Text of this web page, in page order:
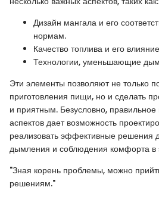
Дизайн мангала и его
нормам.
Качество топлива и его
Технологии, уменьшающие
Эти элементы позволяют не только
приготовления пищи, но и сделать
и приятным. Безусловно,
аспектов дает возможность
реализовать эффективные решения
дымления и соблюдения комфорта в
"Зная корень проблемы, можно
решениям."